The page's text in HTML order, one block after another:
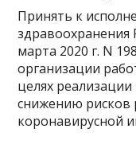
Принять к
здравоохранения
марта 2020 г. N
организации
целях
снижению рисков
коронавирусной